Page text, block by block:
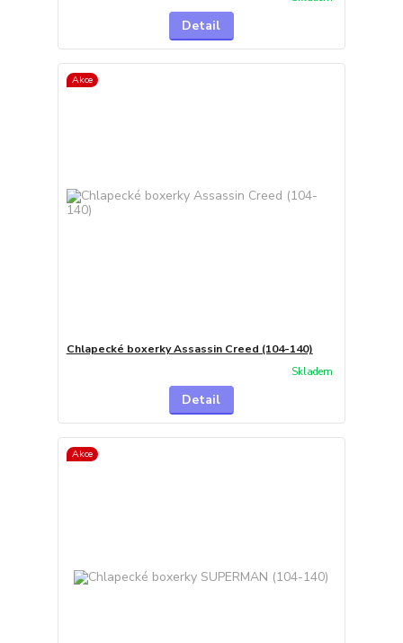
Detail
Akce
Chlapecké boxerky Assassin Creed (104-140)
Skladem
Detail
Akce